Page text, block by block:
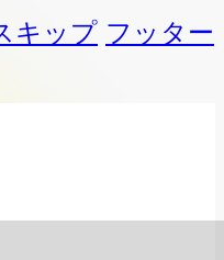
キップ フッター